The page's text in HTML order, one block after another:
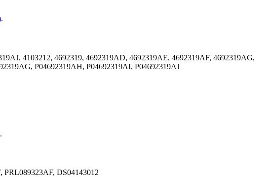
.
4103212, 4692319, 4692319AD, 4692319AE, 4692319AF, 4692319AG,
P04692319AH, P04692319AI, P04692319AJ
.
PRL089323AF, DS04143012